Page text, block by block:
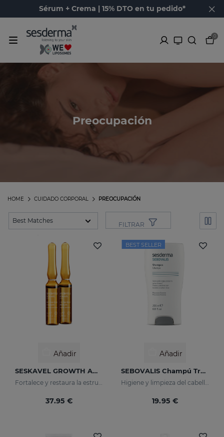
Sérum + Crema | 15% DTO en tu pedido*
0
Preocupación
PREOCUPACIÓN
CUIDADO CORPORAL
HOME
FILTRAR
Añadir
SESKAVEL GROWTH Ampollas Anticaída
Fortalece y restaura la estructura dañada de los cabellos frágiles y débiles, activando su crecimiento.
37.95 €
BEST SELLER
Añadir
SEBOVALIS Champú Tratante
Higiene y limpieza del cabello y cuero cabelludo
19.95 €